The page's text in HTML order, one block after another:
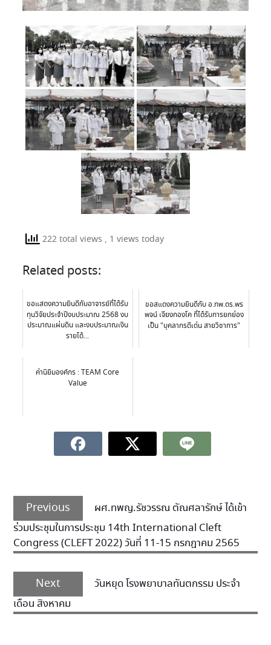
222 total views , 1 views today
Related posts:
ขอแสดงความยินดีกับอาจารย์ที่ได้รับ
ทุนวิจัยประจำปีงบประมาณ 2568 งบ
ประมาณแผ่นดิน และงบประมาณเงิน
รายได้...
ขอสแดงความยินดีกับ อ.ทพ.ดร.พร
พจน์ เจียงกองโค ที่ได้รับการยกย่อง
เป็น "บุคลากรดีเด่น สายวิชาการ"
ค่านิยิมองค์กร : TEAM Core
Value
Previous
ผศ.ทพญ.รัชวรรณ ตัณศลารักษ์ ได้เข้า
ร่วมประชุมในการประชุม 14th International Cleft
Congress (CLEFT 2022) วันที่ 11-15 กรกฎาคม 2565
Next
วันหยุด โรงพยาบาลทันตกรรม ประจำ
เดือน สิงหาคม